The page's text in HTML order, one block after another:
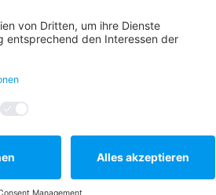
MiCROTEC-
MiCROTEC digitalisiert mit
Entwicklungsprozesse –
ERFAHREN SIE MEHR